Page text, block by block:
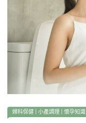
婦科保健 小產調理 懷孕知識